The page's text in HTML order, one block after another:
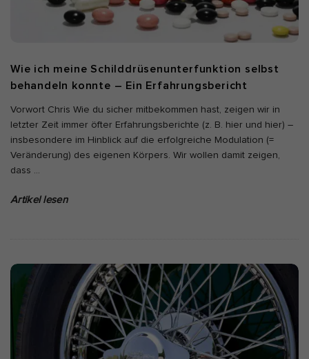
Wie ich meine Schilddrüsenunterfunktion selbst
behandeln konnte – Ein Erfahrungsbericht
Vorwort Chris Wie du sicher mitbekommen hast, zeigen wir in
letzter Zeit immer öfter Erfahrungsberichte (z. B. hier und hier) –
insbesondere im Hinblick auf die erfolgreiche Modulation (=
Veränderung) des eigenen Körpers. Wir wollen damit zeigen,
dass …
Artikel lesen